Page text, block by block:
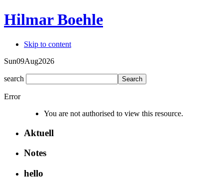
Hilmar Boehle
Skip to content
Sun09Aug2026
search
Error
You are not authorised to view this resource.
Aktuell
Notes
hello